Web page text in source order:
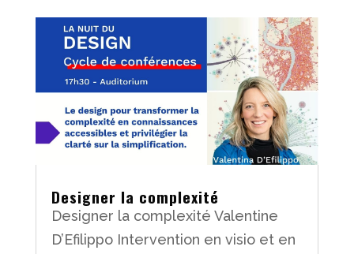
Designer la complexité
Designer la complexité Valentine
D’Efilippo Intervention en visio et en